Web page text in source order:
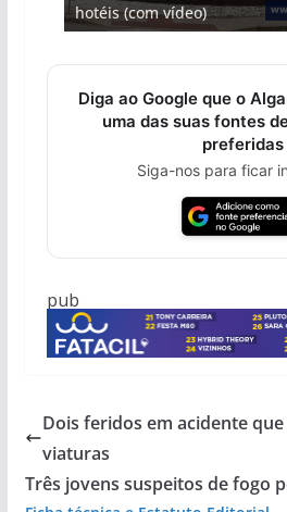
hotéis (com vídeo)
Algarve voltam a ter vida
entre redes e fábricas
gastronómica nasce no
arribas em risco no Algarve
Diga ao Google que o
uma das suas fontes
preferidas
Siga-nos para ficar
pub
Dois feridos em acidente
viaturas
Três jovens suspeitos de fogo